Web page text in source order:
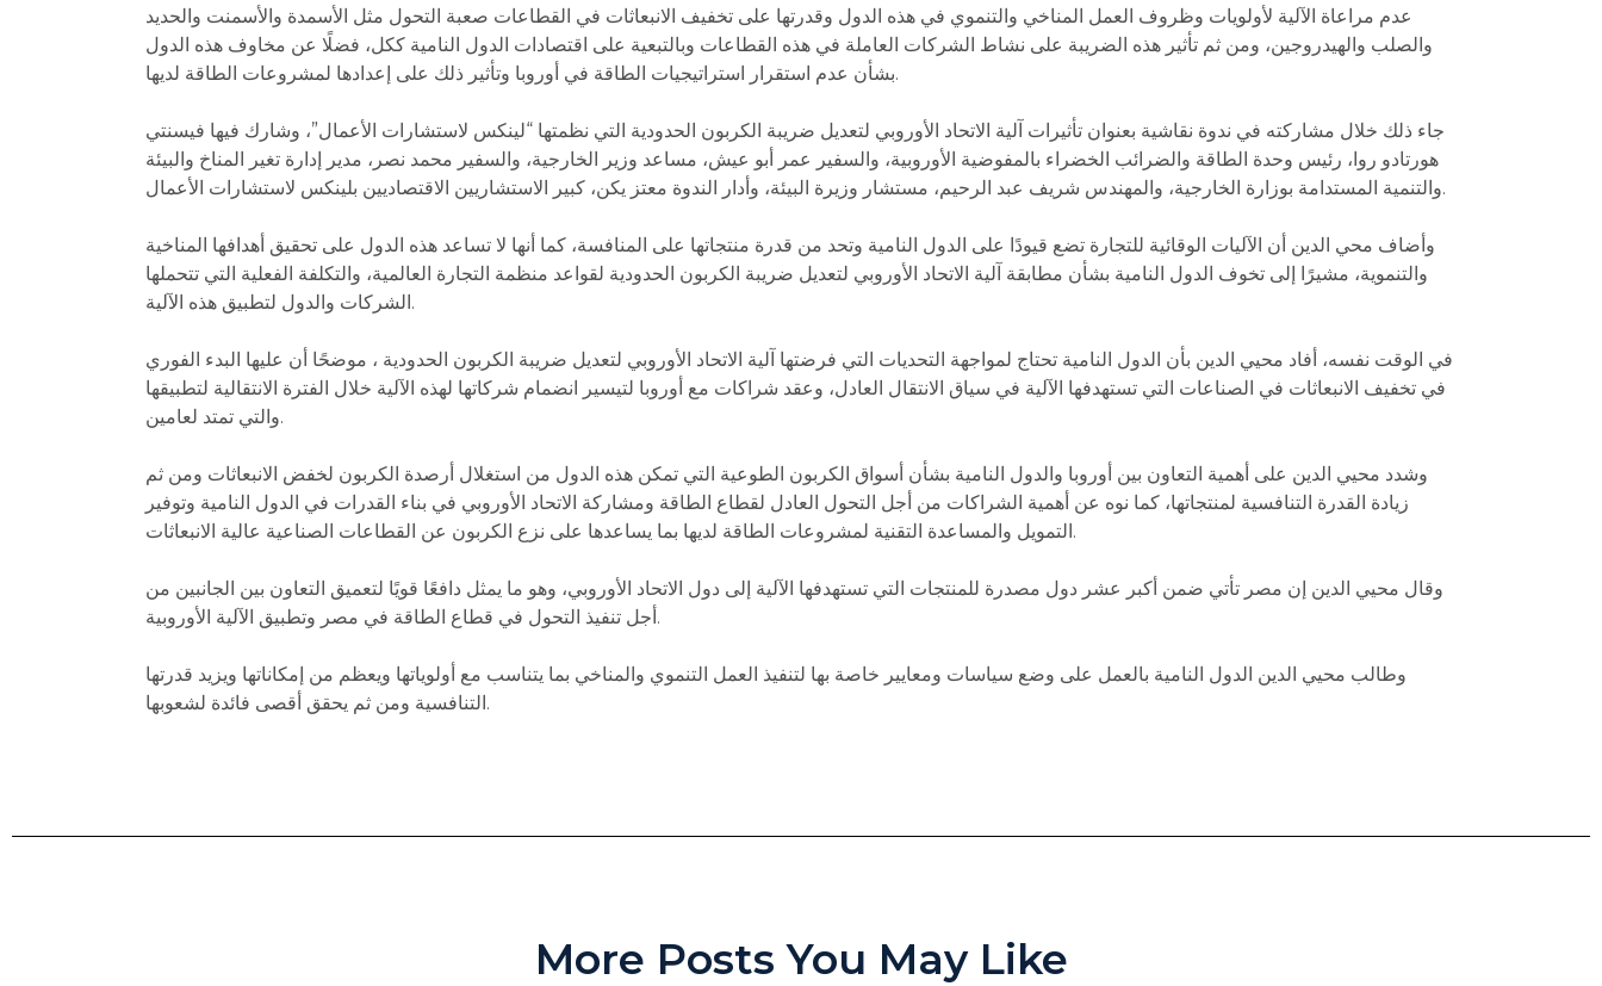
عدم مراعاة الآلية لأولويات وظروف العمل المناخي والتنموي في هذه الدول وقدرتها على تخفيف الانبعاثات في القطاعات صعبة التحول مثل الأسمدة والأسمنت والحديد
والصلب والهيدروجين، ومن ثم تأثير هذه الضريبة على نشاط الشركات العاملة في هذه القطاعات وبالتبعية على اقتصادات الدول النامية ككل، فضلًا عن مخاوف هذه الدول
بشأن عدم استقرار استراتيجيات الطاقة في أوروبا وتأثير ذلك على إعدادها لمشروعات الطاقة لديها.
جاء ذلك خلال مشاركته في ندوة نقاشية بعنوان تأثيرات آلية الاتحاد الأوروبي لتعديل ضريبة الكربون الحدودية التي نظمتها “لينكس لاستشارات الأعمال”، وشارك فيها فيسنتي
هورتادو روا، رئيس وحدة الطاقة والضرائب الخضراء بالمفوضية الأوروبية، والسفير عمر أبو عيش، مساعد وزير الخارجية، والسفير محمد نصر، مدير إدارة تغير المناخ والبيئة
والتنمية المستدامة بوزارة الخارجية، والمهندس شريف عبد الرحيم، مستشار وزيرة البيئة، وأدار الندوة معتز يكن، كبير الاستشاريين الاقتصاديين بلينكس لاستشارات الأعمال.
وأضاف محي الدين أن الآليات الوقائية للتجارة تضع قيودًا على الدول النامية وتحد من قدرة منتجاتها على المنافسة، كما أنها لا تساعد هذه الدول على تحقيق أهدافها المناخية
والتنموية، مشيرًا إلى تخوف الدول النامية بشأن مطابقة آلية الاتحاد الأوروبي لتعديل ضريبة الكربون الحدودية لقواعد منظمة التجارة العالمية، والتكلفة الفعلية التي تتحملها
الشركات والدول لتطبيق هذه الآلية.
في الوقت نفسه، أفاد محيي الدين بأن الدول النامية تحتاج لمواجهة التحديات التي فرضتها آلية الاتحاد الأوروبي لتعديل ضريبة الكربون الحدودية ، موضحًا أن عليها البدء الفوري
في تخفيف الانبعاثات في الصناعات التي تستهدفها الآلية في سياق الانتقال العادل، وعقد شراكات مع أوروبا لتيسير انضمام شركاتها لهذه الآلية خلال الفترة الانتقالية لتطبيقها
والتي تمتد لعامين.
وشدد محيي الدين على أهمية التعاون بين أوروبا والدول النامية بشأن أسواق الكربون الطوعية التي تمكن هذه الدول من استغلال أرصدة الكربون لخفض الانبعاثات ومن ثم
زيادة القدرة التنافسية لمنتجاتها، كما نوه عن أهمية الشراكات من أجل التحول العادل لقطاع الطاقة ومشاركة الاتحاد الأوروبي في بناء القدرات في الدول النامية وتوفير
التمويل والمساعدة التقنية لمشروعات الطاقة لديها بما يساعدها على نزع الكربون عن القطاعات الصناعية عالية الانبعاثات.
وقال محيي الدين إن مصر تأتي ضمن أكبر عشر دول مصدرة للمنتجات التي تستهدفها الآلية إلى دول الاتحاد الأوروبي، وهو ما يمثل دافعًا قويًا لتعميق التعاون بين الجانبين من
أجل تنفيذ التحول في قطاع الطاقة في مصر وتطبيق الآلية الأوروبية.
وطالب محيي الدين الدول النامية بالعمل على وضع سياسات ومعايير خاصة بها لتنفيذ العمل التنموي والمناخي بما يتناسب مع أولوياتها ويعظم من إمكاناتها ويزيد قدرتها
التنافسية ومن ثم يحقق أقصى فائدة لشعوبها.
More Posts You May Like